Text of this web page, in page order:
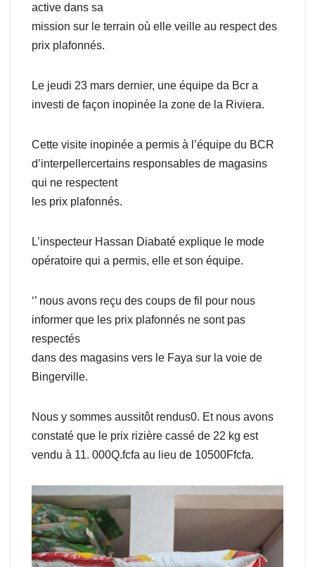
active dans sa
mission sur le terrain où elle veille au respect des
prix plafonnés.
Le jeudi 23 mars dernier, une équipe da Bcr a
investi de façon inopinée la zone de la Riviera.
Cette visite inopinée a permis à l’équipe du BCR
d’interpellercertains responsables de magasins
qui ne respectent
les prix plafonnés.
L’inspecteur Hassan Diabaté explique le mode
opératoire qui a permis, elle et son équipe.
‘’ nous avons reçu des coups de fil pour nous
informer que les prix plafonnés ne sont pas
respectés
dans des magasins vers le Faya sur la voie de
Bingerville.
Nous y sommes aussitôt rendus0. Et nous avons
constaté que le prix rizière cassé de 22 kg est
vendu à 11. 000Q.fcfa au lieu de 10500Ffcfa.